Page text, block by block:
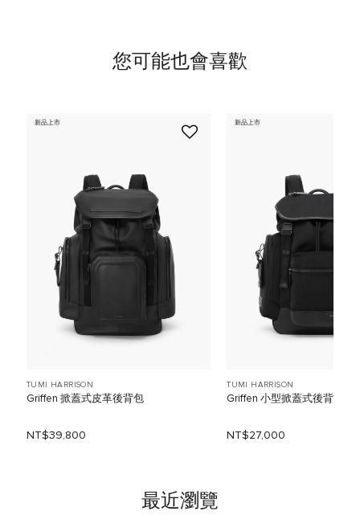
您可能也會喜歡
新品上市
TUMI HARRISON
Griffen 掀蓋式皮革後背包
NT$39,800
新品上市
TUMI HARRISON
Griffen 小型掀蓋式後背包
NT$27,000
最近瀏覽